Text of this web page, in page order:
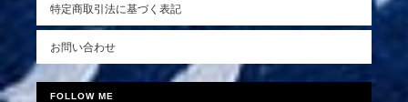
特定商取引法に基づく表記
お問い合わせ
FOLLOW ME